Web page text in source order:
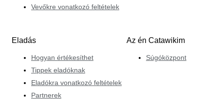
Vevőkre vonatkozó feltételek
Eladás
Hogyan értékesíthet
Tippek eladóknak
Eladókra vonatkozó feltételek
Partnerek
Az én Catawikim
Súgóközpont